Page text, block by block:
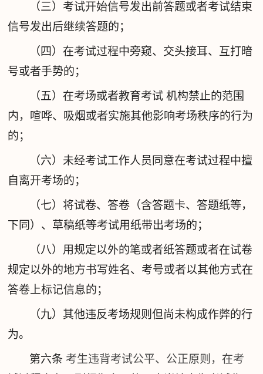
（三）考试开始信号发出前答题或者考试结束
信号发出后继续答题的；
（四）在考试过程中旁窥、交头接耳、互打暗
号或者手势的；
（五）在考场或者教育考试 机构禁止的范围
内，喧哗、吸烟或者实施其他影响考场秩序的行为
的；
（六）未经考试工作人员同意在考试过程中擅
自离开考场的；
（七）将试卷、答卷（含答题卡、答题纸等，
下同）、草稿纸等考试用纸带出考场的；
（八）用规定以外的笔或者纸答题或者在试卷
规定以外的地方书写姓名、考号或者以其他方式在
答卷上标记信息的；
（九）其他违反考场规则但尚未构成作弊的行
为。
第六条 考生违背考试公平、公正原则，在考